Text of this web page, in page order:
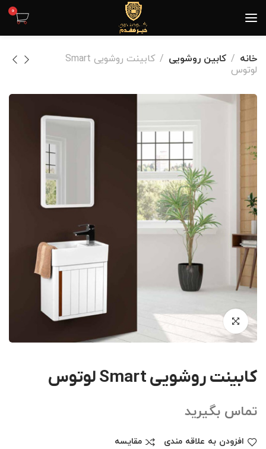
0
خانه کابین روشویی
کابینت روشویی Smart
لوتوس
کابینت روشویی Smart لوتوس
تماس بگیرید
افزودن به علاقه مندی مقایسه